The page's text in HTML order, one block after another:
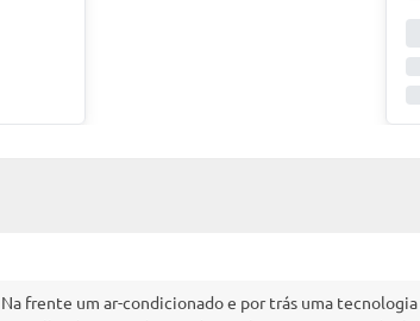
Na frente um ar-condicionado e por trás uma